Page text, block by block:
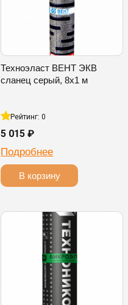
Техноэласт ВЕНТ ЭКВ
сланец серый, 8х1 м
Рейтинг: 0
5 015 ₽
Подробнее
В корзину